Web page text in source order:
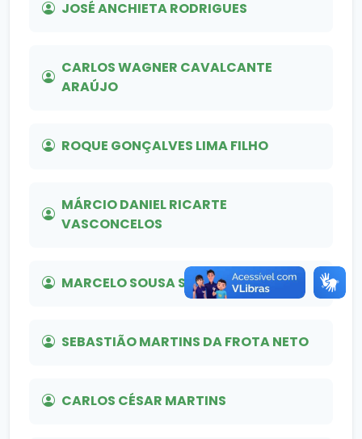
JOSÉ ANCHIETA RODRIGUES
CARLOS WAGNER CAVALCANTE
ARAÚJO
ROQUE GONÇALVES LIMA FILHO
MÁRCIO DANIEL RICARTE
VASCONCELOS
MARCELO SOUSA SIQUEIRA
SEBASTIÃO MARTINS DA FROTA NETO
CARLOS CÉSAR MARTINS